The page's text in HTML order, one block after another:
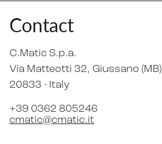
Contact
C.Matic S.p.a.
Via Matteotti 32, Giussano (MB)
20833 - Italy
+39 0362 805246
cmatic@cmatic.it